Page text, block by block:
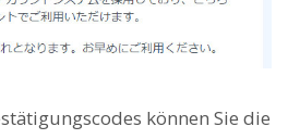
können Sie die